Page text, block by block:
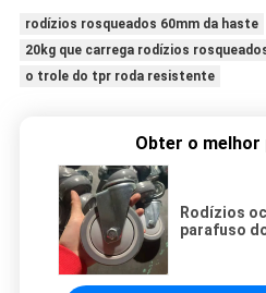
rodízios rosqueados 60mm da haste
20kg que carrega rodízios
o trole do tpr roda resistente
Obter o melhor
Rodízios
parafuso
compras